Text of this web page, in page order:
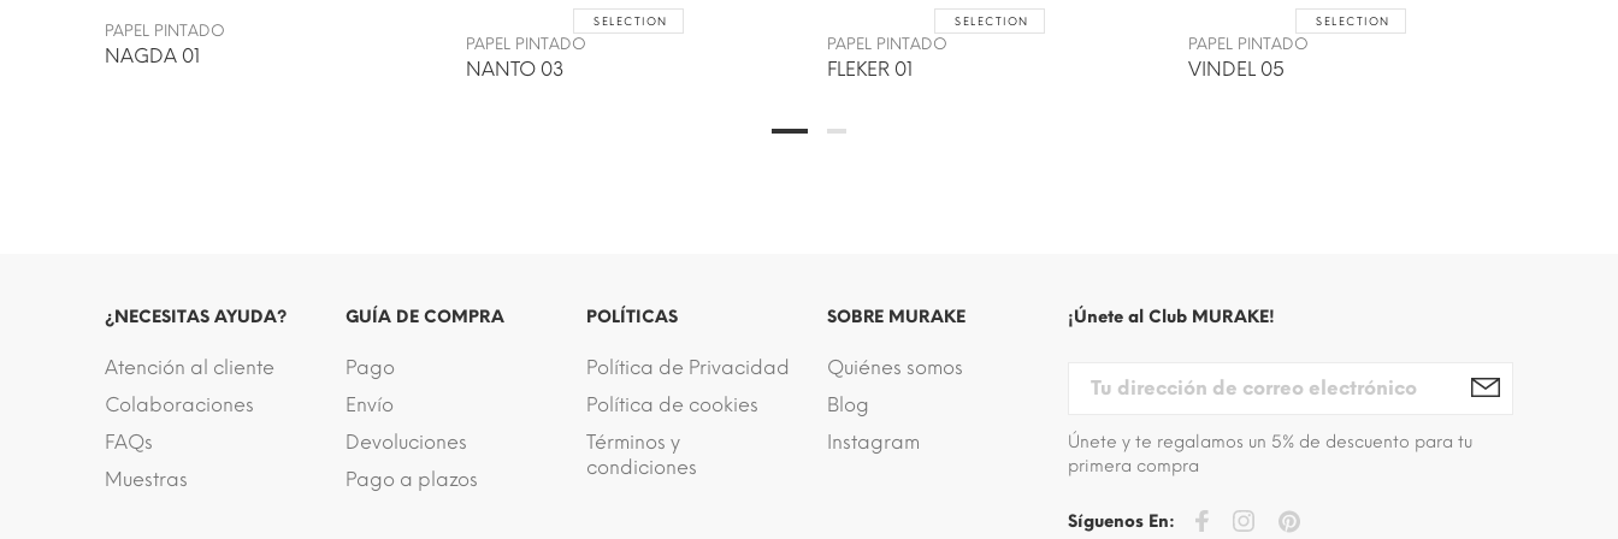
PAPEL PINTADO
NAGDA 01
SELECTION
PAPEL PINTADO
NANTO 03
SELECTION
PAPEL PINTADO
FLEKER 01
SELECTION
PAPEL PINTADO
VINDEL 05
¿NECESITAS AYUDA?
Atención al cliente
Colaboraciones
FAQs
Muestras
GUÍA DE COMPRA
Pago
Envío
Devoluciones
Pago a plazos
POLÍTICAS
Política de Privacidad
Política de cookies
Términos y
condiciones
SOBRE MURAKE
Quiénes somos
Blog
Instagram
¡Únete al Club MURAKE!
Únete y te regalamos un 5% de descuento para tu
primera compra
Síguenos En: